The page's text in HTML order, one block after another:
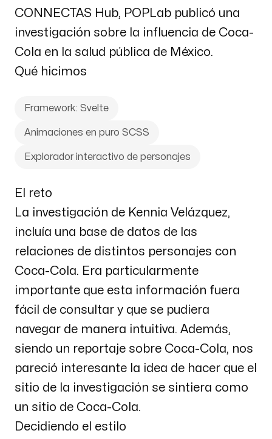
CONNECTAS Hub, POPLab publicó una
investigación sobre la influencia de Coca-
Cola en la salud pública de México.
Qué hicimos
Framework: Svelte
Animaciones en puro SCSS
Explorador interactivo de personajes
El reto
La investigación de Kennia Velázquez,
incluía una base de datos de las
relaciones de distintos personajes con
Coca-Cola. Era particularmente
importante que esta información fuera
fácil de consultar y que se pudiera
navegar de manera intuitiva. Además,
siendo un reportaje sobre Coca-Cola, nos
pareció interesante la idea de hacer que el
sitio de la investigación se sintiera como
un sitio de Coca-Cola.
Decidiendo el estilo